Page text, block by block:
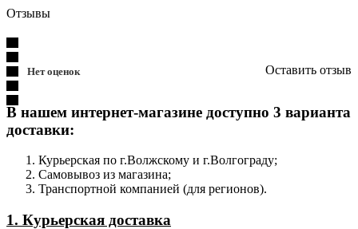
Отзывы
Нет оценок Оставить отзыв
В нашем интернет-магазине доступно 3 варианта
доставки:
Курьерская по г.Волжскому и г.Волгограду;
Самовывоз из магазина;
Транспортной компанией (для регионов).
1. Курьерская доставка